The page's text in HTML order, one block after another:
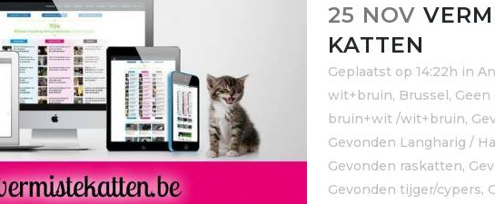
25 NOV
KATTEN
Geplaatst op 14:22h in
wit+bruin, Brussel, Geen
bruin+wit /wit+bruin,
Gevonden Langharig /
Gevonden raskatten,
Gevonden tijger/cypers,